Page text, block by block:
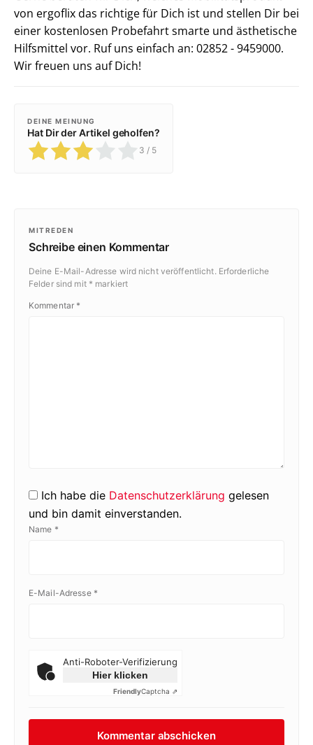
von ergoflix das richtige für Dich ist und stellen Dir bei
einer kostenlosen Probefahrt smarte und ästhetische
Hilfsmittel vor. Ruf uns einfach an: 02852 - 9459000.
Wir freuen uns auf Dich!
DEINE MEINUNG
Hat Dir der Artikel geholfen?
3 / 5
MITREDEN
Schreibe einen Kommentar
Deine E-Mail-Adresse wird nicht veröffentlicht. Erforderliche
Felder sind mit * markiert
Kommentar *
Ich habe die Datenschutzerklärung gelesen
und bin damit einverstanden.
Name *
E-Mail-Adresse *
Anti-Roboter-Verifizierung
Hier klicken
FriendlyCaptcha ⇗